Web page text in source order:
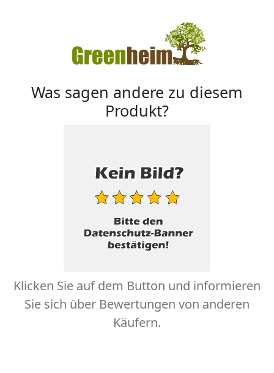
Was sagen andere zu diesem
Produkt?
Klicken Sie auf dem Button und informieren
Sie sich über Bewertungen von anderen
Käufern.